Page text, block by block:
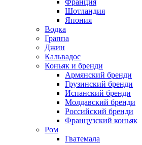
Франция
Шотландия
Япония
Водка
Граппа
Джин
Кальвадос
Коньяк и бренди
Армянский бренди
Грузинский бренди
Испанский бренди
Молдавский бренди
Российский бренди
Французский коньяк
Ром
Гватемала